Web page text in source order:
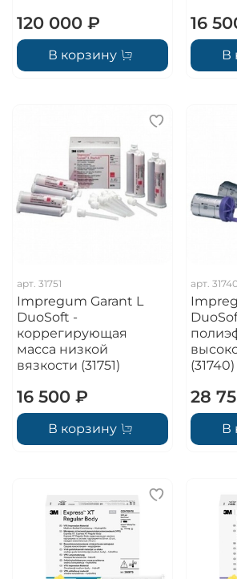
120 000 ₽
В корзину
16
В
арт. 31751
Impregum Garant L
DuoSoft -
коррегирующая
масса низкой
вязкости (31751)
16 500 ₽
В корзину
арт.
(31740)
28
В